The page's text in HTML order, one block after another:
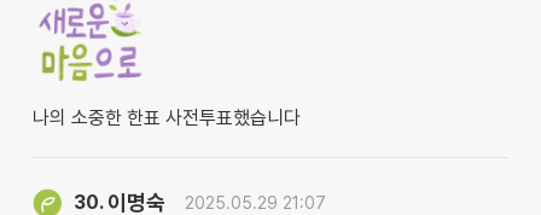
나의 소중한 한표 사전투표했습니다
30. 이명숙 2025.05.29 21:07